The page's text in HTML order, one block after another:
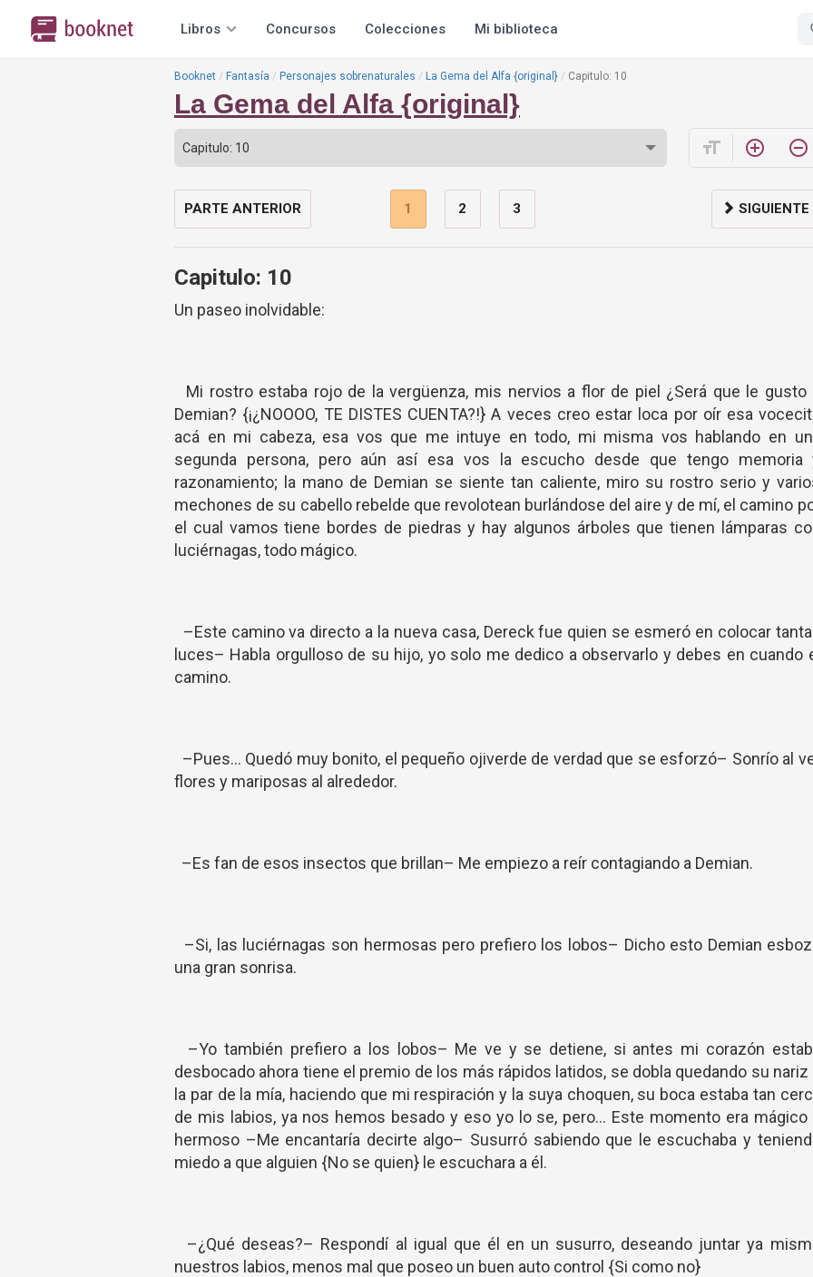
Libros Concursos Colecciones Mi biblioteca
Booknet Fantasía Personajes sobrenaturales La Gema del Alfa {original} Capitulo: 10
La Gema del Alfa {original}
format_size add_circle_outline remove_circle_outline
PARTE ANTERIOR 1 2 3 SIGUIENTE
Capitulo: 10
Un paseo inolvidable:
Mi rostro estaba rojo de la vergüenza, mis nervios a flor de piel ¿Será que le gusto
Demian? {¡¿NOOOO, TE DISTES CUENTA?!} A veces creo estar loca por oír esa
acá en mi cabeza, esa vos que me intuye en todo, mi misma vos hablando en
segunda persona, pero aún así esa vos la escucho desde que tengo memoria
razonamiento; la mano de Demian se siente tan caliente, miro su rostro serio y
mechones de su cabello rebelde que revolotean burlándose del aire y de mí, el camino
el cual vamos tiene bordes de piedras y hay algunos árboles que tienen lámparas
luciérnagas, todo mágico.
–Este camino va directo a la nueva casa, Dereck fue quien se esmeró en colocar
luces– Habla orgulloso de su hijo, yo solo me dedico a observarlo y debes en cuando
camino.
–Pues... Quedó muy bonito, el pequeño ojiverde de verdad que se esforzó– Sonrío al
flores y mariposas al alrededor.
–Es fan de esos insectos que brillan– Me empiezo a reír contagiando a Demian.
–Si, las luciérnagas son hermosas pero prefiero los lobos– Dicho esto Demian
una gran sonrisa.
–Yo también prefiero a los lobos– Me ve y se detiene, si antes mi corazón
desbocado ahora tiene el premio de los más rápidos latidos, se dobla quedando su nariz
la par de la mía, haciendo que mi respiración y la suya choquen, su boca estaba tan
de mis labios, ya nos hemos besado y eso yo lo se, pero... Este momento era mágico
hermoso –Me encantaría decirte algo– Susurró sabiendo que le escuchaba y
miedo a que alguien {No se quien} le escuchara a él.
–¿Qué deseas?– Respondí al igual que él en un susurro, deseando juntar ya
nuestros labios, menos mal que poseo un buen auto control {Si como no}